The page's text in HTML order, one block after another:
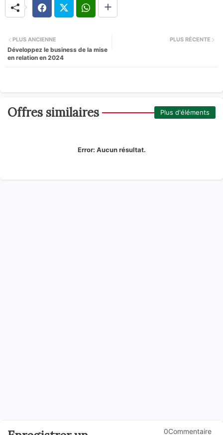
PLUS RÉCENTE
PLUS ANCIENNE
Développez le business de la mise
en relation en 2024
Offres similaires Plus d'éléments
Error: Aucun résultat.
0Commentaire